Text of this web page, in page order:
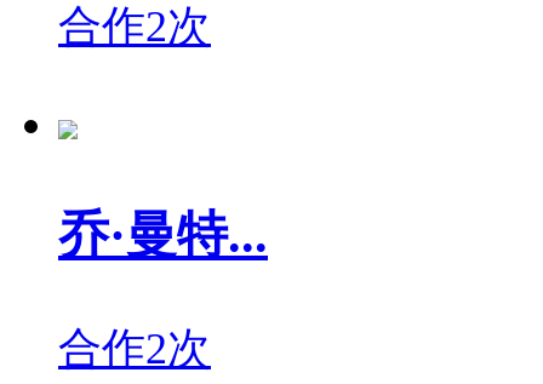
合作2次
乔·曼特...
合作2次